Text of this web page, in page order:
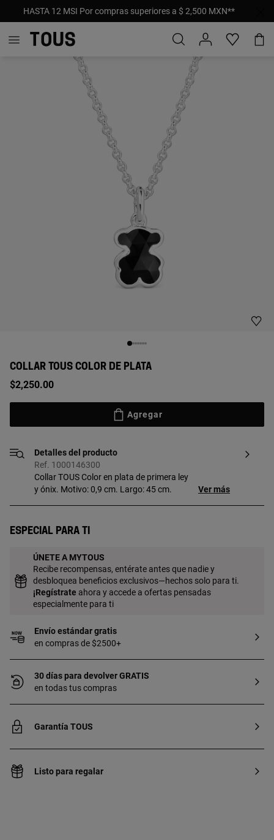
HASTA 12 MSI Por compras superiores a $ 2,500 MXN**
COLLAR TOUS COLOR DE PLATA
$2,250.00
Agregar
Detalles del producto
Ref. 1000146300
Collar TOUS Color en plata de primera ley
y ónix. Motivo: 0,9 cm. Largo: 45 cm.
Ver más
Especial para ti
ÚNETE A MYTOUS
Recibe recompensas, entérate antes que nadie y
desbloquea beneficios exclusivos—hechos solo para ti.
¡Regístrate ahora y accede a ofertas pensadas
especialmente para ti
Envío estándar gratis
en compras de $2500+
30 días para devolver GRATIS
en todas tus compras
Garantía TOUS
Listo para regalar